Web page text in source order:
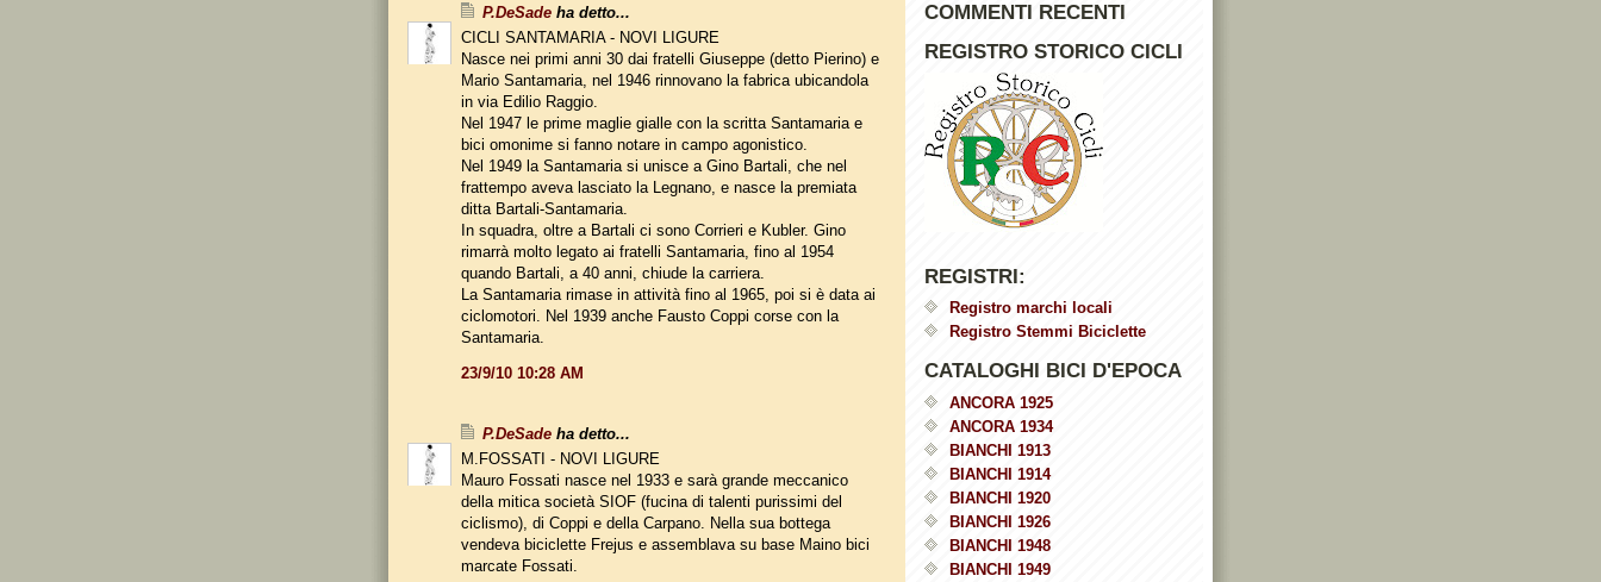
P.DeSade ha detto...
CICLI SANTAMARIA - NOVI LIGURE
Nasce nei primi anni 30 dai fratelli Giuseppe (detto Pierino) e
Mario Santamaria, nel 1946 rinnovano la fabrica ubicandola
in via Edilio Raggio.
Nel 1947 le prime maglie gialle con la scritta Santamaria e
bici omonime si fanno notare in campo agonistico.
Nel 1949 la Santamaria si unisce a Gino Bartali, che nel
frattempo aveva lasciato la Legnano, e nasce la premiata
ditta Bartali-Santamaria.
In squadra, oltre a Bartali ci sono Corrieri e Kubler. Gino
rimarrà molto legato ai fratelli Santamaria, fino al 1954
quando Bartali, a 40 anni, chiude la carriera.
La Santamaria rimase in attività fino al 1965, poi si è data ai
ciclomotori. Nel 1939 anche Fausto Coppi corse con la
Santamaria.
23/9/10 10:28 AM
P.DeSade ha detto...
M.FOSSATI - NOVI LIGURE
Mauro Fossati nasce nel 1933 e sarà grande meccanico
della mitica società SIOF (fucina di talenti purissimi del
ciclismo), di Coppi e della Carpano. Nella sua bottega
vendeva biciclette Frejus e assemblava su base Maino bici
marcate Fossati.
COMMENTI RECENTI
REGISTRO STORICO CICLI
REGISTRI:
Registro marchi locali
Registro Stemmi Biciclette
CATALOGHI BICI D'EPOCA
ANCORA 1925
ANCORA 1934
BIANCHI 1913
BIANCHI 1914
BIANCHI 1920
BIANCHI 1926
BIANCHI 1948
BIANCHI 1949